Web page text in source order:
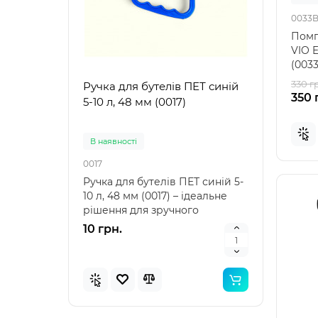
Ручка для бутелів ПЕТ синій
5-10 л, 48 мм (0017)
В наявностi
0017
Ручка для бутелів ПЕТ синій 5-
10 л, 48 мм (0017) – ідеальне
рішення для зручного
транспортування Ру..
10 грн.
5-10
В
10
VIO
для
330
350